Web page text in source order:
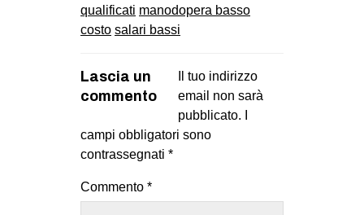
qualificati manodopera basso
costo salari bassi
Lascia un
commento
Il tuo indirizzo
email non sarà
pubblicato.
campi obbligatori sono
contrassegnati *
Commento *